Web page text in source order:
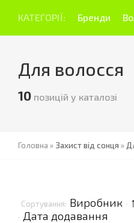
КАТЕГОРІЇ: Бренди
Для волосся
10 позицій у каталозі
Головна » Захист від сонця »
Сортування: Виробник ·
· Дата додавання